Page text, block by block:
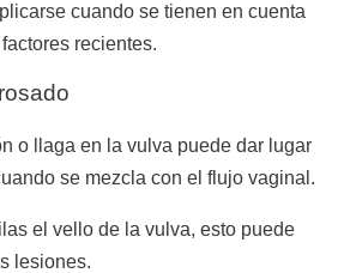
cuando se tienen en cuenta
recientes.
o llaga en la vulva puede dar lugar
se mezcla con el flujo vaginal.
el vello de la vulva, esto puede
lesiones.